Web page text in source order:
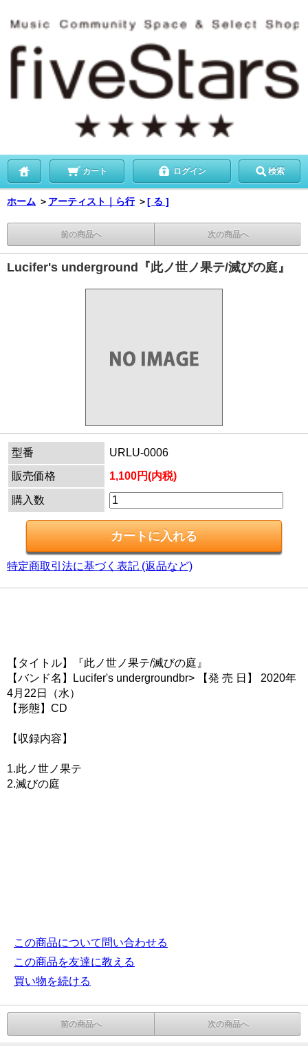
カート ログイン 検索
ホーム ＞ アーティスト｜ら行 ＞[ る ]
前の商品へ 次の商品へ
Lucifer's underground『此ノ世ノ果テ/滅びの庭』
型番
URLU-0006
販売価格
1,100円(内税)
購入数
特定商取引法に基づく表記 (返品など)
【タイトル】『此ノ世ノ果テ/滅びの庭』
【バンド名】Lucifer's undergroundbr> 【発 売 日】 2020年
4月22日（水）
【形態】CD
【収録内容】
1.此ノ世ノ果テ
2.滅びの庭
この商品について問い合わせる
この商品を友達に教える
買い物を続ける
前の商品へ 次の商品へ